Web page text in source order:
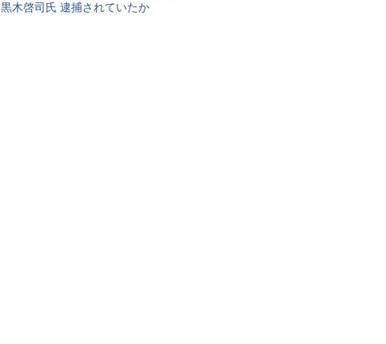
黒木啓司氏 逮捕されていたか